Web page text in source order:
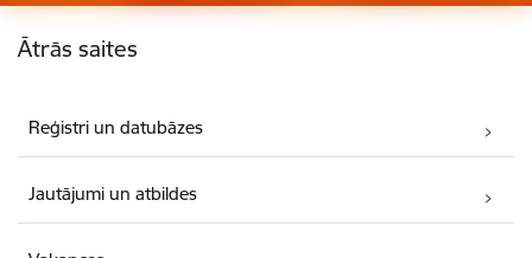
Kājene
Ātrās saites
Reģistri un datubāzes
Jautājumi un atbildes